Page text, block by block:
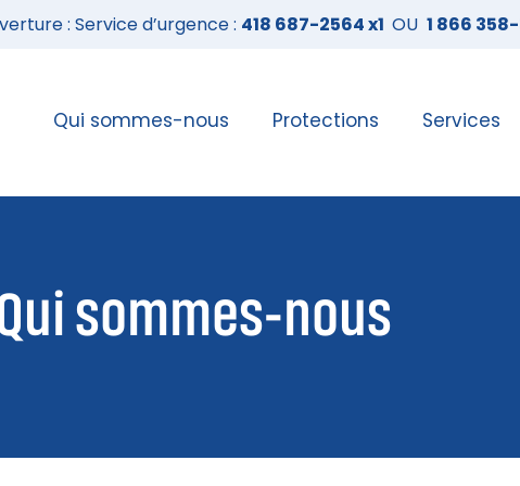
: Service d’urgence : 418 687-2564 x1 OU 1 866
Qui sommes-nous Protections Services
sommes-nous